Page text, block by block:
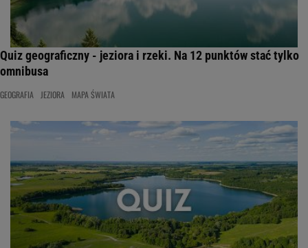
Quiz geograficzny - jeziora i rzeki. Na 12 punktów stać tylko
omnibusa
GEOGRAFIA JEZIORA MAPA ŚWIATA